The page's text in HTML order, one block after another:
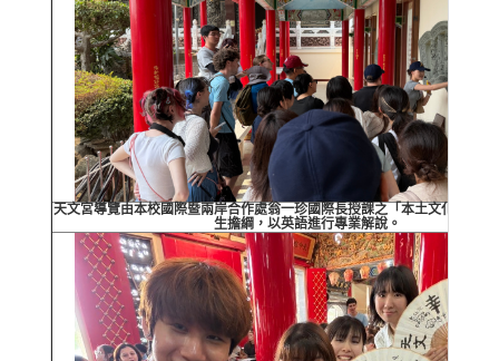
天文宮導覽由本校國際暨兩岸合作處翁一珍國際長授課之「本土文化外語導
生擔綱，以英語進行專業解說。